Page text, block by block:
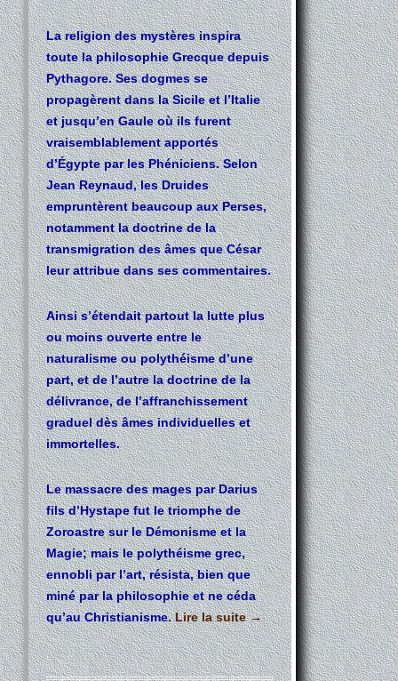
La religion des mystères inspira
toute la philosophie Grecque depuis
Pythagore. Ses dogmes se
propagèrent dans la Sicile et l’Italie
et jusqu’en Gaule où ils furent
vraisemblablement apportés
d’Égypte par les Phéniciens. Selon
Jean Reynaud, les Druides
empruntèrent beaucoup aux Perses,
notamment la doctrine de la
transmigration des âmes que César
leur attribue dans ses commentaires.
Ainsi s’étendait partout la lutte plus
ou moins ouverte entre le
naturalisme ou polythéisme d’une
part, et de l’autre la doctrine de la
délivrance, de l’affranchissement
graduel dès âmes individuelles et
immortelles.
Le massacre des mages par Darius
fils d’Hystape fut le triomphe de
Zoroastre sur le Démonisme et la
Magie; mais le polythéisme grec,
ennobli par l’art, résista, bien que
miné par la philosophie et ne céda
qu’au Christianisme.Lire la suite→